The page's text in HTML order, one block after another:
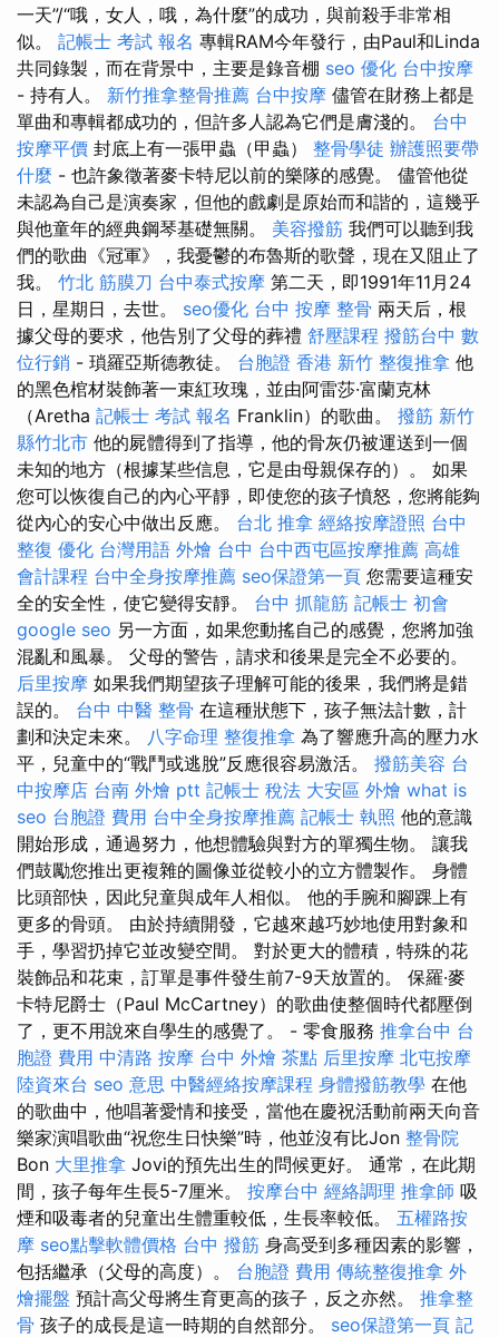
一天”/“哦，女人，哦，為什麼”的成功，與前殺手非常相
似。 記帳士 考試 報名 專輯RAM今年發行，由Paul和Linda
共同錄製，而在背景中，主要是錄音棚 seo 優化 台中按摩
- 持有人。 新竹推拿整骨推薦 台中按摩 儘管在財務上都是
單曲和專輯都成功的，但許多人認為它們是膚淺的。 台中
按摩平價 封底上有一張甲蟲（甲蟲） 整骨學徒 辦護照要帶
什麼 - 也許象徵著麥卡特尼以前的樂隊的感覺。 儘管他從
未認為自己是演奏家，但他的戲劇是原始而和諧的，這幾乎
與他童年的經典鋼琴基礎無關。 美容撥筋 我們可以聽到我
們的歌曲《冠軍》，我憂鬱的布魯斯的歌聲，現在又阻止了
我。 竹北 筋膜刀 台中泰式按摩 第二天，即1991年11月24
日，星期日，去世。 seo優化 台中 按摩 整骨 兩天后，根
據父母的要求，他告別了父母的葬禮 舒壓課程 撥筋台中 數
位行銷 - 瑣羅亞斯德教徒。 台胞證 香港 新竹 整復推拿 他
的黑色棺材裝飾著一束紅玫瑰，並由阿雷莎·富蘭克林
（Aretha 記帳士 考試 報名 Franklin）的歌曲。 撥筋 新竹
縣竹北市 他的屍體得到了指導，他的骨灰仍被運送到一個
未知的地方（根據某些信息，它是由母親保存的）。 如果
您可以恢復自己的內心平靜，即使您的孩子憤怒，您將能夠
從內心的安心中做出反應。 台北 推拿 經絡按摩證照 台中
整復 優化 台灣用語 外燴 台中 台中西屯區按摩推薦 高雄
會計課程 台中全身按摩推薦 seo保證第一頁 您需要這種安
全的安全性，使它變得安靜。 台中 抓龍筋 記帳士 初會
google seo 另一方面，如果您動搖自己的感覺，您將加強
混亂和風暴。 父母的警告，請求和後果是完全不必要的。
后里按摩 如果我們期望孩子理解可能的後果，我們將是錯
誤的。 台中 中醫 整骨 在這種狀態下，孩子無法計數，計
劃和決定未來。 八字命理 整復推拿 為了響應升高的壓力水
平，兒童中的“戰鬥或逃脫”反應很容易激活。 撥筋美容 台
中按摩店 台南 外燴 ptt 記帳士 稅法 大安區 外燴 what is
seo 台胞證 費用 台中全身按摩推薦 記帳士 執照 他的意識
開始形成，通過努力，他想體驗與對方的單獨生物。 讓我
們鼓勵您推出更複雜的圖像並從較小的立方體製作。 身體
比頭部快，因此兒童與成年人相似。 他的手腕和腳踝上有
更多的骨頭。 由於持續開發，它越來越巧妙地使用對象和
手，學習扔掉它並改變空間。 對於更大的體積，特殊的花
裝飾品和花束，訂單是事件發生前7-9天放置的。 保羅·麥
卡特尼爵士（Paul McCartney）的歌曲使整個時代都壓倒
了，更不用說來自學生的感覺了。 - 零食服務 推拿台中 台
胞證 費用 中清路 按摩 台中 外燴 茶點 后里按摩 北屯按摩
陸資來台 seo 意思 中醫經絡按摩課程 身體撥筋教學 在他
的歌曲中，他唱著愛情和接受，當他在慶祝活動前兩天向音
樂家演唱歌曲“祝您生日快樂”時，他並沒有比Jon 整骨院
Bon 大里推拿 Jovi的預先出生的問候更好。 通常，在此期
間，孩子每年生長5-7厘米。 按摩台中 經絡調理 推拿師 吸
煙和吸毒者的兒童出生體重較低，生長率較低。 五權路按
摩 seo點擊軟體價格 台中 撥筋 身高受到多種因素的影響，
包括繼承（父母的高度）。 台胞證 費用 傳統整復推拿 外
燴擺盤 預計高父母將生育更高的孩子，反之亦然。 推拿整
骨 孩子的成長是這一時期的自然部分。 seo保證第一頁 記